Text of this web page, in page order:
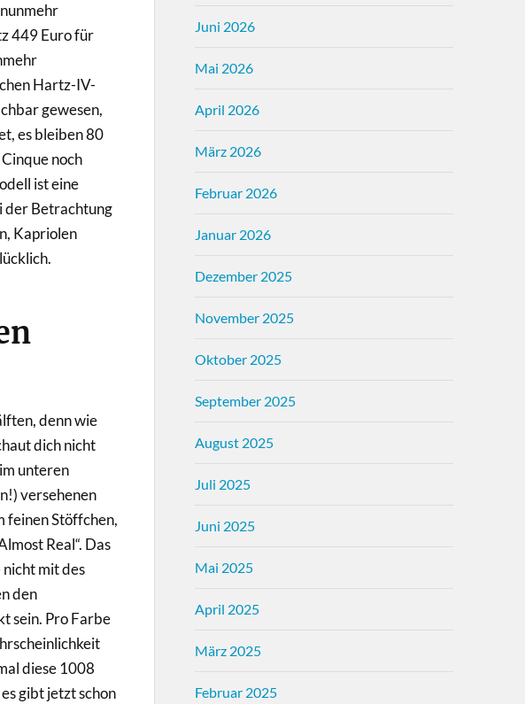
449 Euro für
Hartz-IV-
gewesen,
es bleiben 80
noch
ist eine
der Betrachtung
Kapriolen
denn wie
dich nicht
unteren
versehenen
feinen Stöffchen,
Real“. Das
nicht mit des
den
sein. Pro Farbe
diese 1008
gibt jetzt schon
Juni 2026
Mai 2026
April 2026
März 2026
Februar 2026
Januar 2026
Dezember 2025
November 2025
Oktober 2025
September 2025
August 2025
Juli 2025
Juni 2025
Mai 2025
April 2025
März 2025
Februar 2025